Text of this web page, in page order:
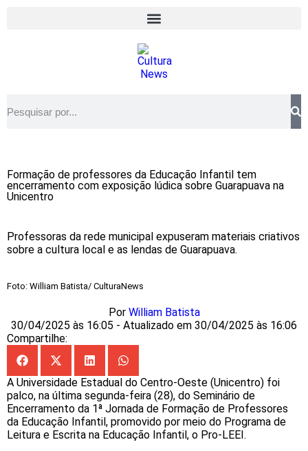
Formação de professores da Educação Infantil tem
encerramento com exposição lúdica sobre Guarapuava na
Unicentro
Professoras da rede municipal expuseram materiais criativos
sobre a cultura local e as lendas de Guarapuava.
Foto: William Batista/ CulturaNews
Por William Batista
30/04/2025 às 16:05 - Atualizado em 30/04/2025 às 16:06
Compartilhe:
A Universidade Estadual do Centro-Oeste (Unicentro) foi
palco, na última segunda-feira (28), do Seminário de
Encerramento da 1ª Jornada de Formação de Professores
da Educação Infantil, promovido por meio do Programa de
Leitura e Escrita na Educação Infantil, o Pro-LEEI.